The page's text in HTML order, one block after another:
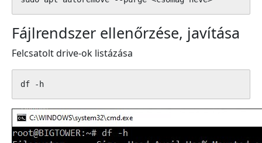
Fájlrendszer ellenőrzése, javítása
Felcsatolt drive-ok listázása
df -h